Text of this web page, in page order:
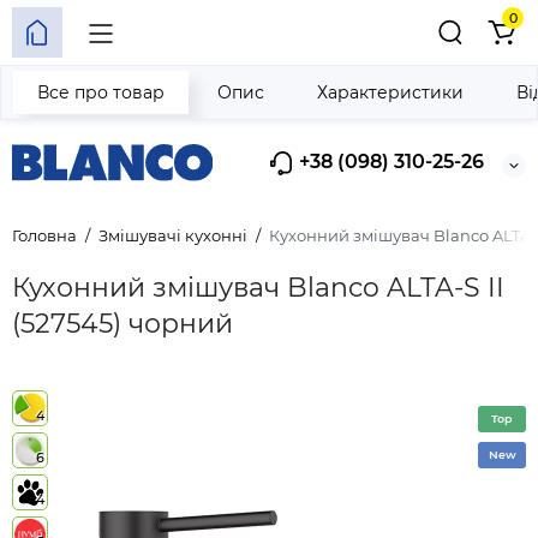
+38 (098) 310-25-26
0
Головна Змішувачі кухонні Кухонний змішувач Blanco
Кухонний змішувач Blanco ALTA-S II
(527545) чорний
Все про товар Опис Характеристики
4
6
4
Top
New